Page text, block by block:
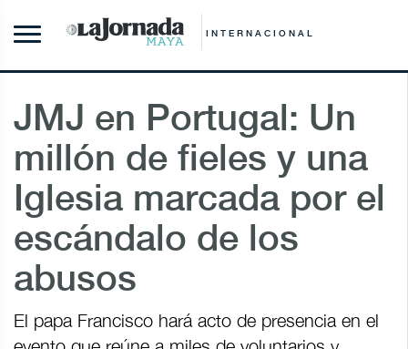
INTERNACIONAL
JMJ en Portugal: Un
millón de fieles y una
Iglesia marcada por el
escándalo de los
abusos
El papa Francisco hará acto de presencia en el